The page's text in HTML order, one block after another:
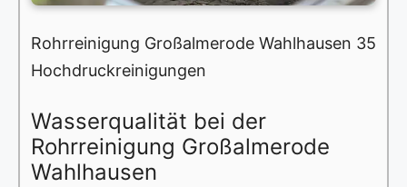
Rohrreinigung Großalmerode Wahlhausen 35
Hochdruckreinigungen
Wasserqualität bei der
Rohrreinigung Großalmerode
Wahlhausen